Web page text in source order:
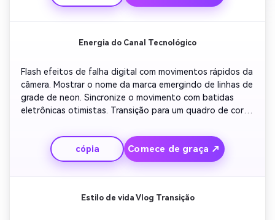
Energia do Canal Tecnológico
Flash efeitos de falha digital com movimentos rápidos da
câmera. Mostrar o nome da marca emergindo de linhas de
grade de neon. Sincronize o movimento com batidas
eletrônicas otimistas. Transição para um quadro de cores
animação outro em loop que destaca seu cronograma de
upload ou lembrete de assinatura em texto brilhante.
cópia Comece de graça ↗
Estilo de vida Vlog Transição